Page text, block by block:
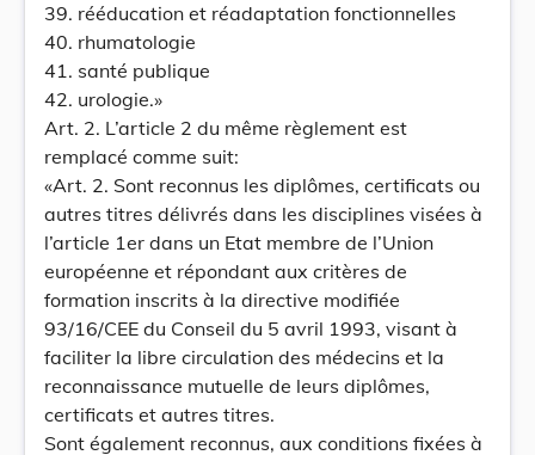
39. rééducation et réadaptation fonctionnelles
40. rhumatologie
41. santé publique
42. urologie.»
Art. 2. L’article 2 du même règlement est
remplacé comme suit:
«Art. 2. Sont reconnus les diplômes, certificats ou
autres titres délivrés dans les disciplines visées à
l’article 1er dans un Etat membre de l’Union
européenne et répondant aux critères de
formation inscrits à la directive modifiée
93/16/CEE du Conseil du 5 avril 1993, visant à
faciliter la libre circulation des médecins et la
reconnaissance mutuelle de leurs diplômes,
certificats et autres titres.
Sont également reconnus, aux conditions fixées à